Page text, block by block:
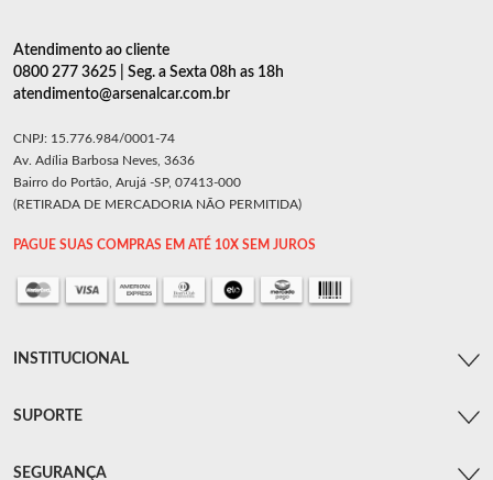
Atendimento ao cliente
0800 277 3625 | Seg. a Sexta 08h as 18h
atendimento@arsenalcar.com.br
CNPJ: 15.776.984/0001-74
Av. Adília Barbosa Neves, 3636
Bairro do Portão, Arujá -SP, 07413-000
(RETIRADA DE MERCADORIA NÃO PERMITIDA)
PAGUE SUAS COMPRAS EM ATÉ 10X SEM JUROS
INSTITUCIONAL
SUPORTE
SEGURANÇA